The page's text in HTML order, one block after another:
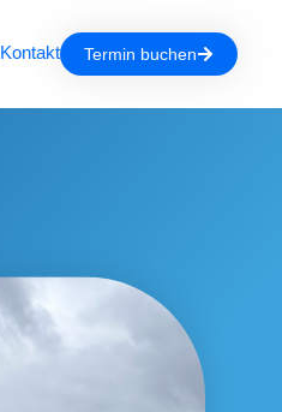
Termin buchen
Kontakt